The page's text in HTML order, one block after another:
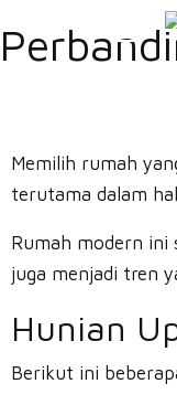
Memilih rumah
terutama dalam
Rumah modern ini
juga menjadi tren
Hunian
Berikut ini